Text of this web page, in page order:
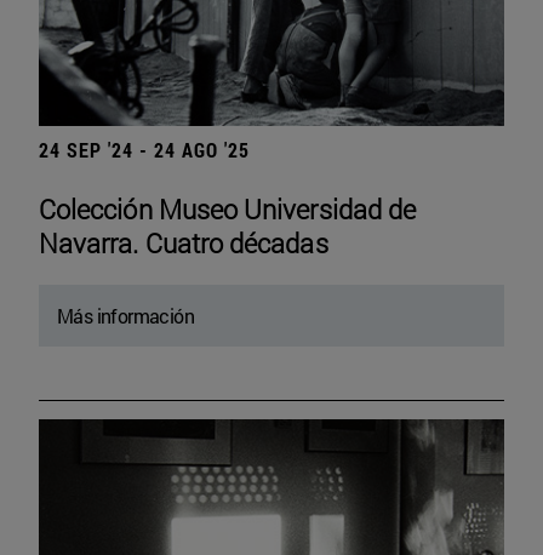
24 SEP '24 - 24 AGO '25
Colección Museo Universidad de
Navarra. Cuatro décadas
Más información